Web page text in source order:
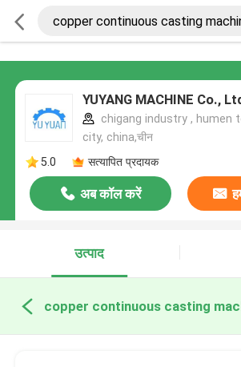
YUYANG MACHINE Co.,
chigang industry , humen
city, china,चीन
5.0
सत्यापित प्रदायक
अब कॉल करें
उत्पाद